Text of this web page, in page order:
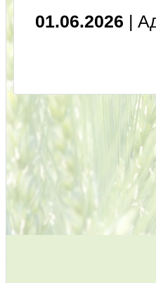
01.06.2026 |